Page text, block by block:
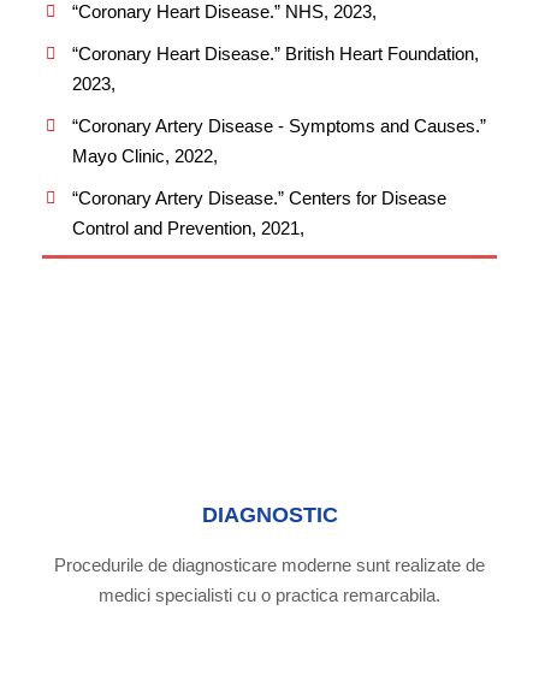
“Coronary Heart Disease.” NHS, 2023,
“Coronary Heart Disease.” British Heart Foundation,
2023,
“Coronary Artery Disease - Symptoms and Causes.”
Mayo Clinic, 2022,
‌“Coronary Artery Disease.” Centers for Disease
Control and Prevention, 2021,
DIAGNOSTIC
Procedurile de diagnosticare moderne sunt realizate de
medici specialisti cu o practica remarcabila.